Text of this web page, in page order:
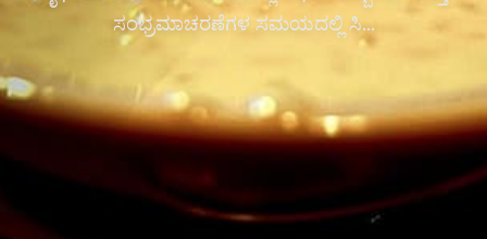
ಸಂಭ್ರಮಾಚರಣೆಗಳ ಸಮಯದಲ್ಲಿ ಸಿ...